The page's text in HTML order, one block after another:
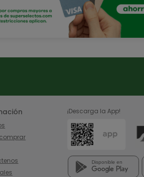
¡Descarga la App!